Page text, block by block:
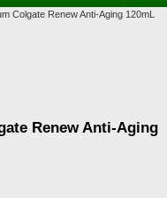
Colgate Renew Anti-Aging 120mL
Renew Anti-Aging